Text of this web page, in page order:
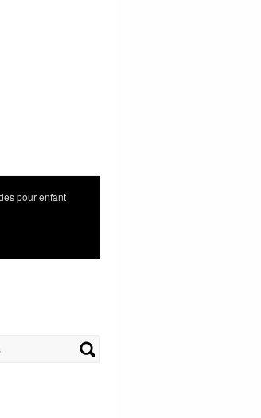
pour enfant